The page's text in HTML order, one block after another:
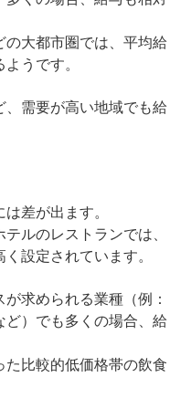
大都市圏では、平均給
うです。
、需要が高い地域でも給
差が出ます。
ルのレストランでは、
設定されています。
求められる業種（例：
）でも多くの場合、給
比較的低価格帯の飲食